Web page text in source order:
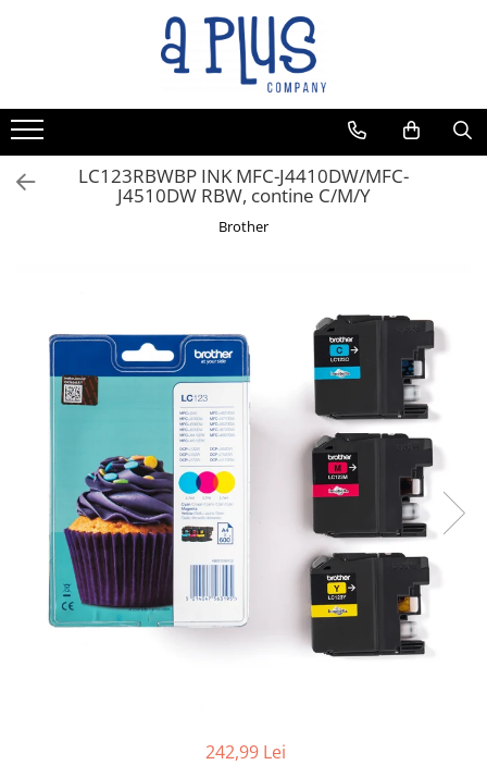
Benzi pentru etichete
Cartuse de cerneala
Cartuse toner
Colectoare toner rezidual
LC123RBWBP INK MFC-J4410DW/MFC-
J4510DW RBW, contine C/M/Y
Brother
242,99 Lei